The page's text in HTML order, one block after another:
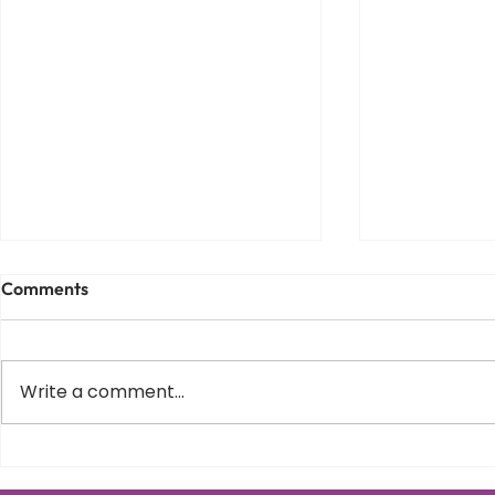
apare, cum il recunosti si
Schroth in
Comments
Write a comment...